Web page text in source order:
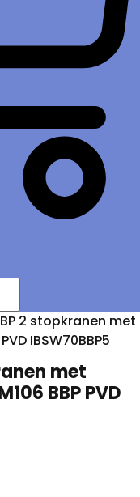
2 stopkranen met
IBSW70BBP5
met
BBP PVD